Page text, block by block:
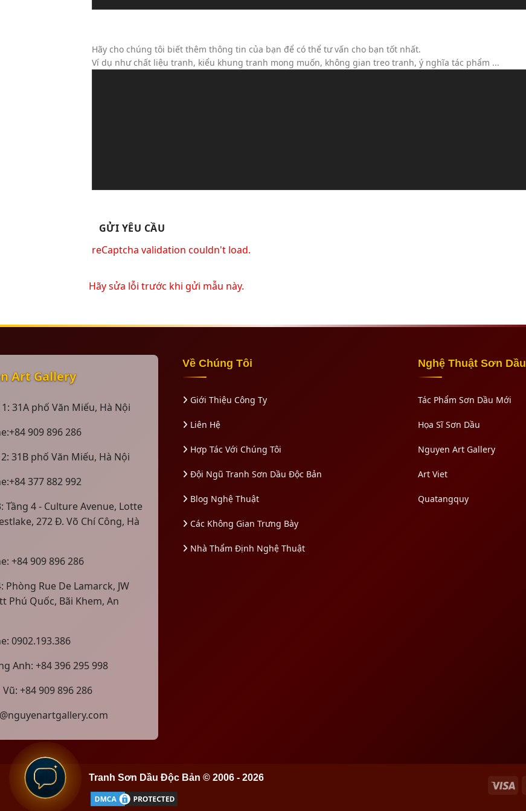
Hãy cho chúng tôi biết thêm thông tin của bạn để có thể tư vấn cho bạn tốt nhất.
Ví dụ như chất liệu tranh, kiểu khung tranh mong muốn, không gian treo tranh, ý nghĩa tác phẩm ...
reCaptcha validation couldn't load.
Hãy sửa lỗi trước khi gửi mẫu này.
Art Gallery
1: 31A phố Văn Miếu, Hà Nội
909 896 286
31B phố Văn Miếu, Hà Nội
377 882 992
Tầng 4 - Culture Avenue, Lotte
272 Đ. Võ Chí Công, Hà
+84 909 896 286
Phòng Rue De Lamarck, JW
Phú Quốc, Bãi Khem, An
0902.193.386
Anh: +84 396 295 998
+84 909 896 286
Về Chúng Tôi
Giới Thiệu Công Ty
Liên Hệ
Hợp Tác Với Chúng Tôi
Đội Ngũ Tranh Sơn Dầu Độc Bản
Blog Nghệ Thuật
Các Không Gian Trưng Bày
Nhà Thẩm Định Nghệ Thuật
Nghệ Thuật Sơn Dầu
Tác Phẩm Sơn Dầu Mới
Họa Sĩ Sơn Dầu
Nguyen Art Gallery
Art Viet
Quatangquy
Tranh Sơn Dầu Độc Bản © 2006 - 2026